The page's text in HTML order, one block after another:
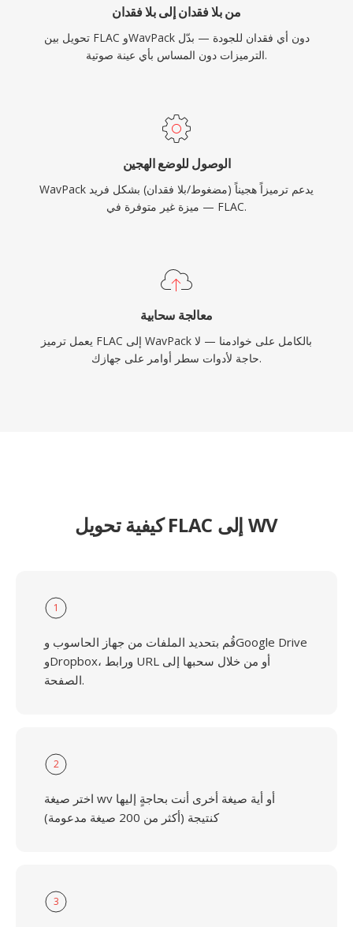
من بلا فقدان إلى بلا فقدان
تحويل بين FLAC وWavPack دون أي فقدان للجودة — بدّل
الترميزات دون المساس بأي عينة صوتية.
الوصول للوضع الهجين
WavPack يدعم ترميزاً هجيناً (مضغوط/بلا فقدان) بشكل فريد
— ميزة غير متوفرة في FLAC.
معالجة سحابية
يعمل ترميز FLAC إلى WavPack بالكامل على خوادمنا — لا
حاجة لأدوات سطر أوامر على جهازك.
كيفية تحويل FLAC إلى WV
1
قُم بتحديد الملفات من جهاز الحاسوب وGoogle Drive
وDropbox، ورابط URL أو من خلال سحبها إلى
الصفحة.
2
اختر صيغة wv أو أية صيغة أخرى أنت بحاجةٍ إليها
كنتيجة (أكثر من 200 صيغة مدعومة)
3